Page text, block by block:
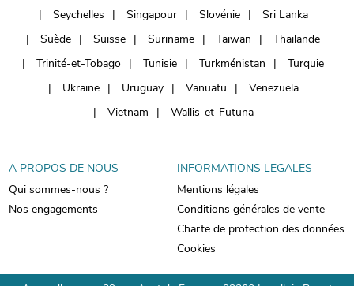
Seychelles
Singapour Slovénie
Sri Lanka
Suède
Suisse Suriname Taïwan
Thaïlande
Trinité-et-Tobago
Tunisie Turkménistan
Turquie
Ukraine
Uruguay Vanuatu
Venezuela
Vietnam
Wallis-et-Futuna
A PROPOS DE NOUS
Qui sommes-nous ?
Nos engagements
INFORMATIONS LEGALES
Mentions légales
Conditions générales de vente
Charte de protection des données
Cookies